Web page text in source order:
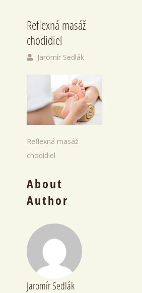
Reflexná masáž
chodidiel
Jaromír Sedlák
Reflexná masáž
chodidiel
About
Author
Jaromír Sedlák